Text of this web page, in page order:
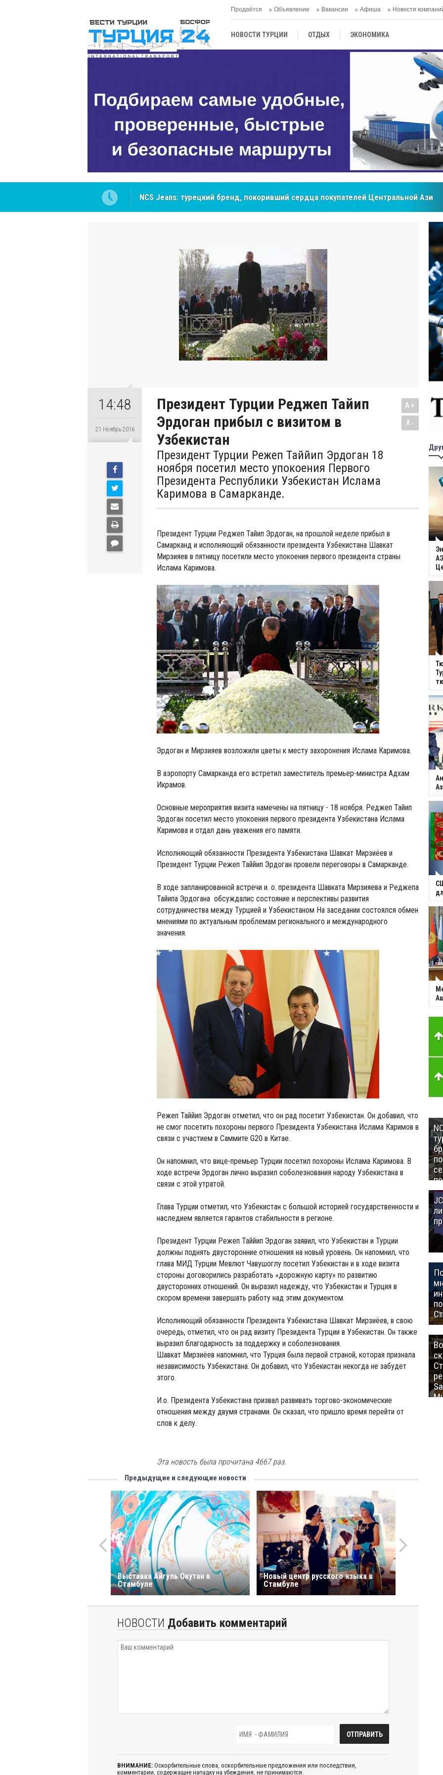
Продаётся Объявление Вакансии Афиша Новости
НОВОСТИ ТУРЦИИ ОТДЫХ ЭКОНОМИКА
ЦЕНТРАЛЬНАЯ АЗИЯ
Cottonhill покоряет мировые рынки
14:48
21 Ноябрь 2016
Президент Турции Реджеп Тайип
Эрдоган прибыл с визитом в
Узбекистан
Президент Турции Режеп Таййип Эрдоган 18
ноября посетил место упокоения Первого
Президента Республики Узбекистан Ислама
Каримова в Самарканде.
A+
A-
Президент Турции Реджеп Тайип Эрдоган, на прошлой неделе прибыл в
Самарканд и исполняющий обязанности президента Узбекистана Шавкат
Мирзияев в пятницу посетили место упокоения первого президента страны
Ислама Каримова.
Эрдоган и Мирзияев возложили цветы к месту захоронения Ислама Каримова.
В аэропорту Самарканда его встретил заместитель премьер-министра Адхам
Икрамов.
Основные мероприятия визита намечены на пятницу - 18 ноября. Реджеп Тайип
Эрдоган посетил место упокоения первого президента Узбекистана Ислама
Каримова и отдал дань уважения его памяти.
Исполняющий обязанности Президента Узбекистана Шавкат Мирзиёев и
Президент Турции Режеп Таййип Эрдоган провели переговоры в Самарканде.
В ходе запланированной встречи и. о. президента Шавката Мирзияева и Реджепа
Тайипа Эрдогана обсуждалис состояние и перспективы развития
сотрудничества между Турцией и Узбекистаном На заседании состоялся обмен
мнениями по актуальным проблемам регионального и международного
значения.
Режеп Таййип Эрдоган отметил, что он рад посетит Узбекистан. Он добавил, что
не смог посетить похороны первого Президента Узбекистана Ислама Каримов в
связи с участием в Саммите G20 в Китае.
Он напомнил, что вице-премьер Турции посетил похороны Ислама Каримова. В
ходе встречи Эрдоган лично выразил соболезнования народу Узбекистана в
связи с этой утратой.
Глава Турции отметил, что Узбекистан с большой историей государственности и
наследием является гарантов стабильности в регионе.
Президент Турции Режеп Таййип Эрдоган заявил, что Узбекистан и Турции
должны поднять двусторонние отношения на новый уровень. Он напомнил, что
глава МИД Турции Мевлют Чавушоглу посетил Узбекистан и в ходе визита
стороны договорились разработать «дорожную карту» по развитию
двусторонних отношений. Он выразил надежду, что Узбекистан и Турция в
скором времени завершать работу над этим документом.
Исполняющий обязанности Президента Узбекистана Шавкат Мирзиёев, в свою
очередь, отметил, что он рад визиту Президента Турции в Узбекистан. Он также
выразил благодарность за поддержку и соболезнования.
Шавкат Мирзиёев напомнил, что Турция была первой страной, которая признала
независимость Узбекистана. Он добавил, что Узбекистан некогда не забудет
этого.
И.о. Президента Узбекистана призвал развивать торгово-экономические
отношения между двумя странами. Он сказал, что пришло время перейти от
слов к делу.
Эта новость была прочитана 4667 раз.
Предыдущие и следующие новости
Выставка Айгуль Окутан в
Стамбуле
Новый центр русского языка в
Стамбуле
НОВОСТИ Добавить комментарий
ВНИМАНИЕ: Оскорбительные слова, оскорбительные предложения или последствия,
комментарии, содержащие нападку на убеждения, не принимаются.